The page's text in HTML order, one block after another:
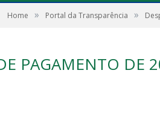
Home » Portal da Transparência »
PAGAMENTO DE